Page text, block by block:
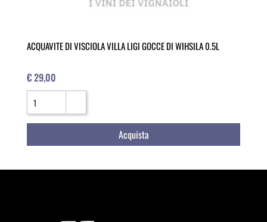
ACQUAVITE DI VISCIOLA VILLA LIGI GOCCE DI WIHSILA 0.5L
€ 29,00
Quantità
Acquista